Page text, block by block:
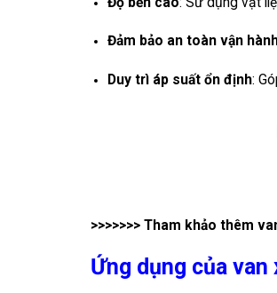
Đảm bảo an toàn vận
Duy trì áp suất ổn định:
>>>>>>> Tham khảo thêm
Ứng dụng của